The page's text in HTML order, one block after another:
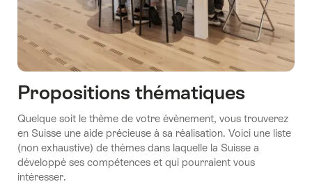
Propositions thématiques
Quelque soit le thème de votre évènement, vous trouverez
en Suisse une aide précieuse à sa réalisation. Voici une liste
(non exhaustive) de thèmes dans laquelle la Suisse a
développé ses compétences et qui pourraient vous
intéresser.